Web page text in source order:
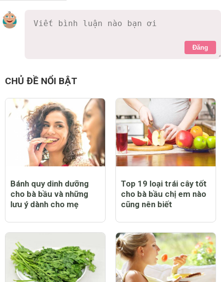
Đăng
CHỦ ĐỀ NỔI BẬT
Bánh quy dinh dưỡng
cho bà bầu và những
lưu ý dành cho mẹ
Top 19 loại trái cây tốt
cho bà bầu chị em nào
cũng nên biết